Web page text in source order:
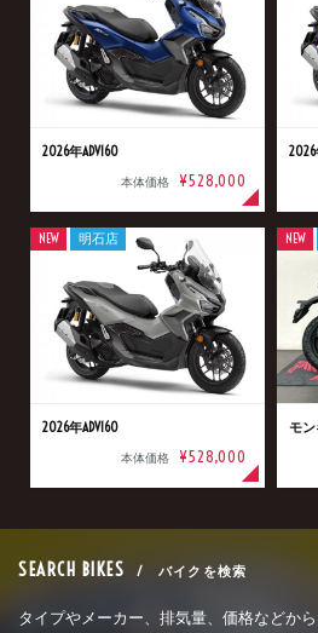
2026年ADV160
本体価格 ¥528,000
2026
2026年ADV160
本体価格 ¥528,000
NEW 明石店
モン
NEW
SEARCH BIKES / バイクを検索
タイプやメーカー、排気量、価格などか